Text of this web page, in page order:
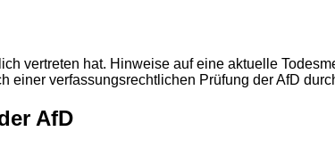
vertreten hat. Hinweise auf eine aktuelle
verfassungsrechtlichen Prüfung der AfD
AfD